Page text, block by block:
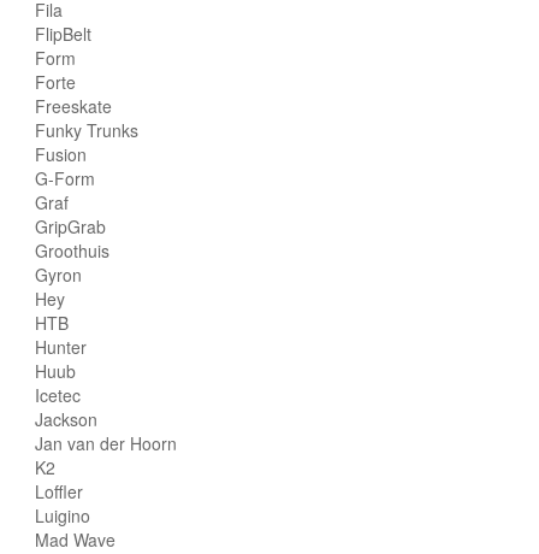
Fila
FlipBelt
Form
Forte
Freeskate
Funky Trunks
Fusion
G-Form
Graf
GripGrab
Groothuis
Gyron
Hey
HTB
Hunter
Huub
Icetec
Jackson
Jan van der Hoorn
K2
Loffler
Luigino
Mad Wave